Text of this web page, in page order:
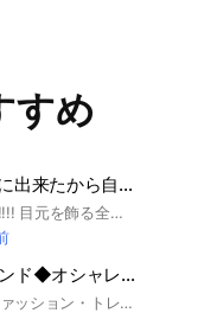
すめ
アイメイク良い感じに出来たから自慢したい✋
アイメイク大好き💓!!!!!!!!! 目元を飾る全ての者たちのためのコミュニティです😍 アイシャドウ/カラコン/アイライナー/マスカラ/涙袋/カラーコスメなど... 気になるアイテムやメイク方法、お悩みなどを投稿して教えてね✨ ※出入り自由 ※見る専も大歓迎!!!
ファッション◆ブランド◆オシャレ◆トレンド情報服雑談【レディース&メンズ】
レディース&メンズのファッション・トレンド・コレクション・古着・スニーカー・ハイブランドなど 幅広くお洒落、服好きな人が、男女問わず情報共有、雑談するオプチャです。 管理人はファッション業界人なので、ここだけの情報も！ 最新ファッションニュースも掲載してます。